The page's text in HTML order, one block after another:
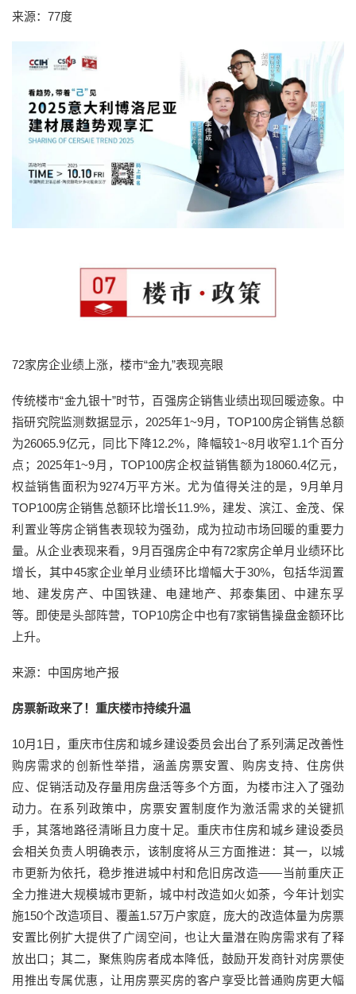
来源：77度
72家房企业绩上涨，楼市“金九”表现亮眼
传统楼市“金九银十”时节，百强房企销售业绩出现回暖迹象。中
指研究院监测数据显示，2025年1~9月，TOP100房企销售总额
为26065.9亿元，同比下降12.2%，降幅较1~8月收窄1.1个百分
点；2025年1~9月，TOP100房企权益销售额为18060.4亿元，
权益销售面积为9274万平方米。尤为值得关注的是，9月单月
TOP100房企销售总额环比增长11.9%，建发、滨江、金茂、保
利置业等房企销售表现较为强劲，成为拉动市场回暖的重要力
量。从企业表现来看，9月百强房企中有72家房企单月业绩环比
增长，其中45家企业单月业绩环比增幅大于30%，包括华润置
地、建发房产、中国铁建、电建地产、邦泰集团、中建东孚
等。即使是头部阵营，TOP10房企中也有7家销售操盘金额环比
上升。
来源：中国房地产报
房票新政来了！重庆楼市持续升温
10月1日，重庆市住房和城乡建设委员会出台了系列满足改善性
购房需求的创新性举措，涵盖房票安置、购房支持、住房供
应、促销活动及存量用房盘活等多个方面，为楼市注入了强劲
动力。在系列政策中，房票安置制度作为激活需求的关键抓
手，其落地路径清晰且力度十足。重庆市住房和城乡建设委员
会相关负责人明确表示，该制度将从三方面推进：其一，以城
市更新为依托，稳步推进城中村和危旧房改造——当前重庆正
全力推进大规模城市更新，城中村改造如火如荼，今年计划实
施150个改造项目、覆盖1.57万户家庭，庞大的改造体量为房票
安置比例扩大提供了广阔空间，也让大量潜在购房需求有了释
放出口；其二，聚焦购房者成本降低，鼓励开发商针对房票使
用推出专属优惠，让用房票买房的客户享受比普通购房更大幅